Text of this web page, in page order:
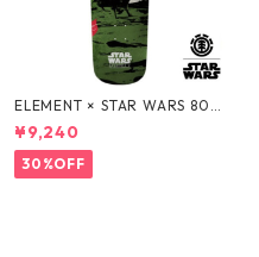
ELEMENT × STAR WARS 80S
BOBA FETT SKATEBOARD D
ECK ボバ・フェット スケート
ボードデッキ エレメント スタ
ー・ウォーズ
¥9,240
30%OFF